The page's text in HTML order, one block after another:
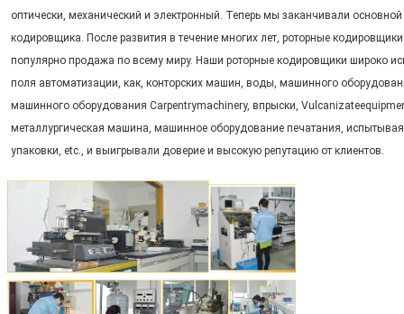
оптически, механический и электронный. Теперь мы заканчивали
кодировщика. После развития в течение многих лет, роторные
популярно продажа по всему миру. Наши роторные кодировщики широко
поля автоматизации, как, конторских машин, воды, машинного
машинного оборудования Carpentrymachinery, впрыски,
металлургическая машина, машинное оборудование печатания,
упаковки, etc., и выигрывали доверие и высокую репутацию от клиентов.